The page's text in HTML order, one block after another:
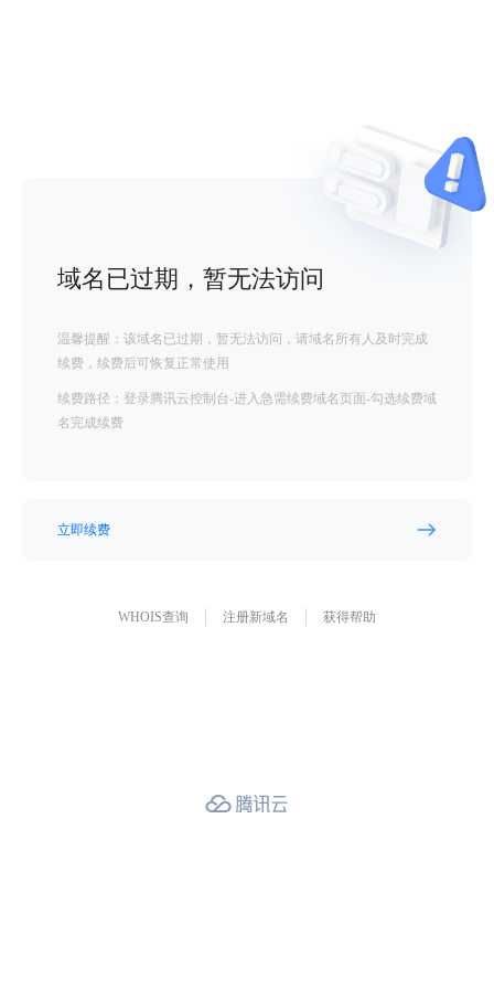
域名已过期，暂无法访问
温馨提醒：该域名已过期，暂无法访问，请域名所有人及时完成
续费，续费后可恢复正常使用
续费路径：登录腾讯云控制台-进入急需续费域名页面-勾选续费域
名完成续费
立即续费
WHOIS查询 注册新域名 获得帮助